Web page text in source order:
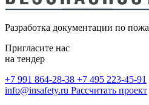
Разработка документации по
Пригласите нас
на тендер
+7 991 864-28-38 +7 495 223-45-91
info@insafety.ru Рассчитать проект
безопасности
Расчет категорий по пожарной и
взрывопожарной опасности,
определение классов зон по ПУЭ
Пожарный аутсорсинг
Монтаж внутреннего
(ВПВ)